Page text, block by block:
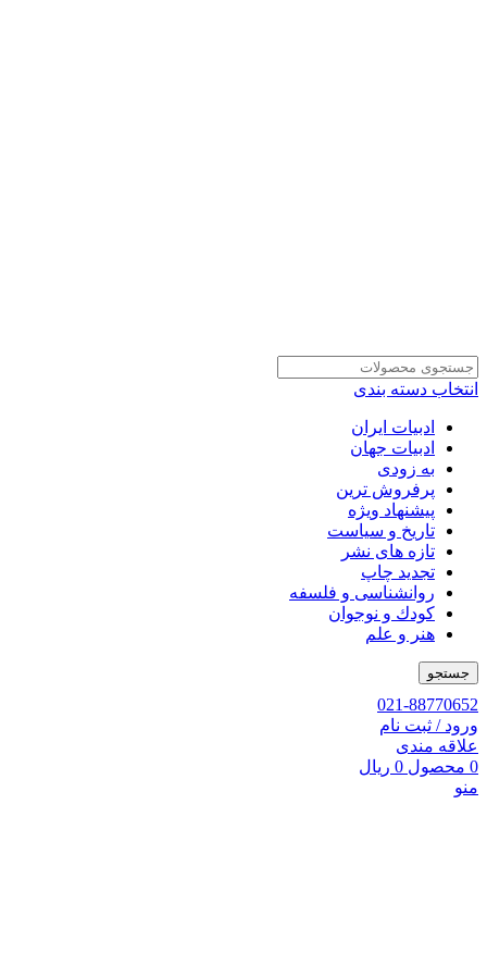
انتخاب دسته بندی
ادبیات ایران
ادبیات جهان
به زودی
پرفروش ترین
پیشنهاد ویژه
تاریخ و سیاست
تازه های نشر
تجدید چاپ
روانشناسی و فلسفه
کودك و نوجوان
هنر و علم
جستجو
021-88770652
ورود / ثبت نام
علاقه مندی
0 محصول 0 ریال
منو